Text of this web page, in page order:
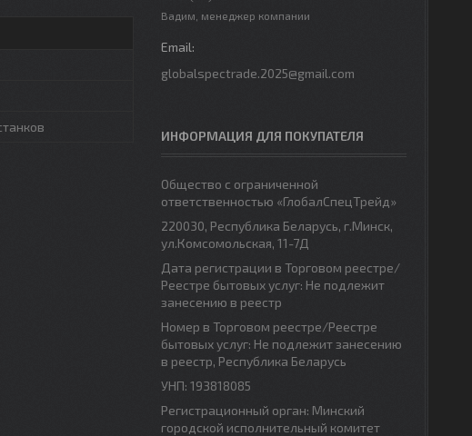
Вадим, менеджер компании
globalspectrade.2025@gmail.com
ИНФОРМАЦИЯ ДЛЯ ПОКУПАТЕЛЯ
Общество с ограниченной
ответственностью «ГлобалСпецТрейд»
220030, Республика Беларусь, г.Минск,
ул.Комсомольская, 11-7Д
Дата регистрации в Торговом реестре/
Реестре бытовых услуг: Не подлежит
занесению в реестр
Номер в Торговом реестре/Реестре
бытовых услуг: Не подлежит занесению
в реестр, Республика Беларусь
УНП: 193818085
Регистрационный орган: Минский
городской исполнительный комитет